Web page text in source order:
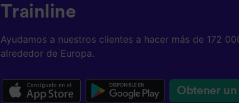
Trainline
Ayudamos a nuestros clientes a hacer más de 172
alrededor de Europa.
Obtener